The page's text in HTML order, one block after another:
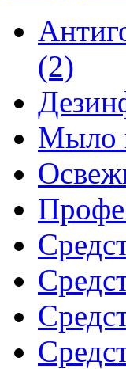
(2)
Мыло